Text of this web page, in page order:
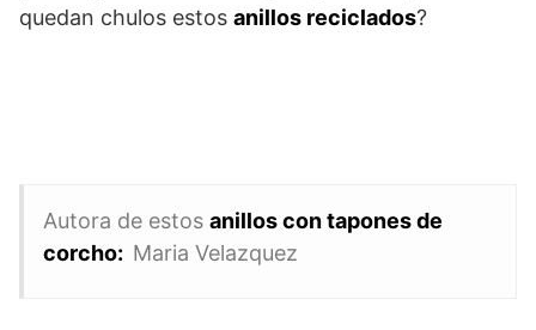
quedan chulos estos anillos reciclados?
Autora de estos anillos con tapones de
corcho: Maria Velazquez